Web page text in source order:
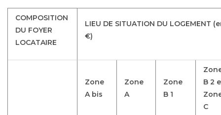
COMPOSITION
DU FOYER
LOCATAIRE
LIEU DE SITUATION DU LOGEMENT
€)
Zone
A bis
Zone
A
Zone
B 1
B 2
C